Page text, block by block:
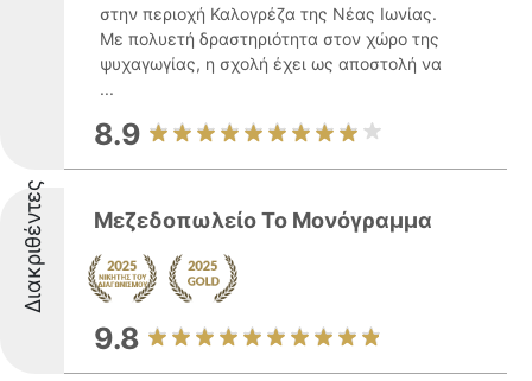
στην περιοχή Καλογρέζα της Νέας Ιωνίας.
Με πολυετή δραστηριότητα στον χώρο της
ψυχαγωγίας, η σχολή έχει ως αποστολή να
...
8.9
Διακριθέντες Μεζεδοπωλείο Το Μονόγραμμα
9.8